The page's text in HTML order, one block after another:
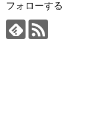
フォローする